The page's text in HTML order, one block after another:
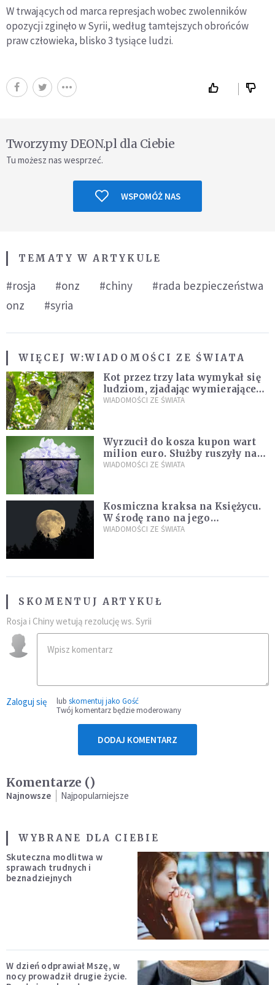
W trwających od marca represjach wobec zwolenników
opozycji zginęło w Syrii, według tamtejszych obrońców
praw człowieka, blisko 3 tysiące ludzi.
Tworzymy DEON.pl dla Ciebie
Tu możesz nas wesprzeć.
WSPOMÓŻ NAS
TEMATY W ARTYKULE
#rosja #onz #chiny
#rada bezpieczeństwa
onz
#syria
WIĘCEJ W:WIADOMOŚCI ZE ŚWIATA
Kot przez trzy lata wymykał się
ludziom, zjadając wymierające
kaczki. W końcu popełnił
WIADOMOŚCI ZE ŚWIATA
Wyrzucił do kosza kupon wart
milion euro. Służby ruszyły na
poszukiwania
WIADOMOŚCI ZE ŚWIATA
Kosmiczna kraksa na Księżycu.
W środę rano na jego
powierzchni dojdzie do
WIADOMOŚCI ZE ŚWIATA
SKOMENTUJ ARTYKUŁ
Rosja i Chiny wetują rezolucję ws. Syrii
Zaloguj się lub skomentuj jako Gość
Twój komentarz będzie moderowany
DODAJ KOMENTARZ
Komentarze ()
Najnowsze Najpopularniejsze
WYBRANE DLA CIEBIE
Skuteczna modlitwa w
sprawach trudnych i
beznadziejnych
W dzień odprawiał Mszę, w
nocy prowadził drugie życie.